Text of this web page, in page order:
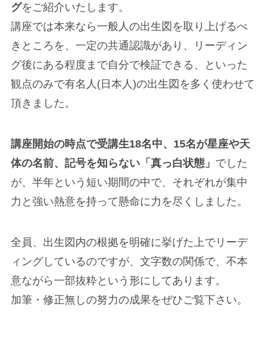
グをご紹介いたします。
講座では本来なら一般人の出生図を取り上げるべ
きところを、一定の共通認識があり、リーディン
グ後にある程度まで自分で検証できる、といった
観点のみで有名人(日本人)の出生図を多く使わせて
頂きました。
講座開始の時点で受講生18名中、15名が星座や天
体の名前、記号を知らない「真っ白状態」 でした
が、半年という短い期間の中で、それぞれが集中
力と強い熱意を持って懸命に力を尽くしました。
全員、出生図内の根拠を明確に挙げた上でリーデ
ィングしているのですが、文字数の関係で、不本
意ながら一部抜粋という形にしてあります。
加筆・修正無しの努力の成果をぜひご覧下さい。